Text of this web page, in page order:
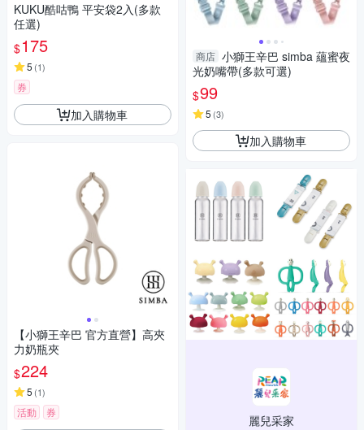
KUKU酷咕鴨 平安袋2入(多款
任選)
$175
5 (1)
券
加入購物車
【小獅王辛巴 官方直營】高夾
力奶瓶夾
$224
5 (1)
活動 券
商店 小獅王辛巴 simba 蘊蜜夜
光奶嘴帶(多款可選)
$99
5 (3)
加入購物車
麗兒采家